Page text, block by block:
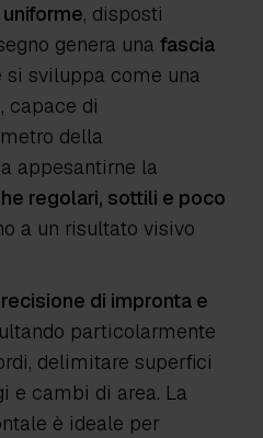
, disposti
genera una fascia
si sviluppa come una
capace di
della
appesantirne la
regolari, sottili e poco
a un risultato visivo
di impronta e
particolarmente
delimitare superfici
e cambi di area. La
è ideale per